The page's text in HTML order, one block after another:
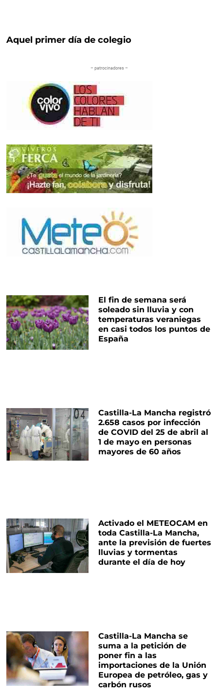
Aquel primer día de colegio
– patrocinadores –
El fin de semana será
soleado sin lluvia y con
temperaturas veraniegas
en casi todos los puntos de
España
Castilla-La Mancha registró
2.658 casos por infección
de COVID del 25 de abril al
1 de mayo en personas
mayores de 60 años
Activado el METEOCAM en
toda Castilla-La Mancha,
ante la previsión de fuertes
lluvias y tormentas
durante el día de hoy
Castilla-La Mancha se
suma a la petición de
poner fin a las
importaciones de la Unión
Europea de petróleo, gas y
carbón rusos